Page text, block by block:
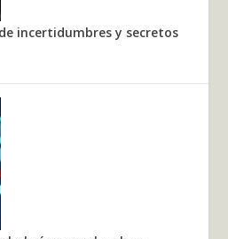
incertidumbres y secretos